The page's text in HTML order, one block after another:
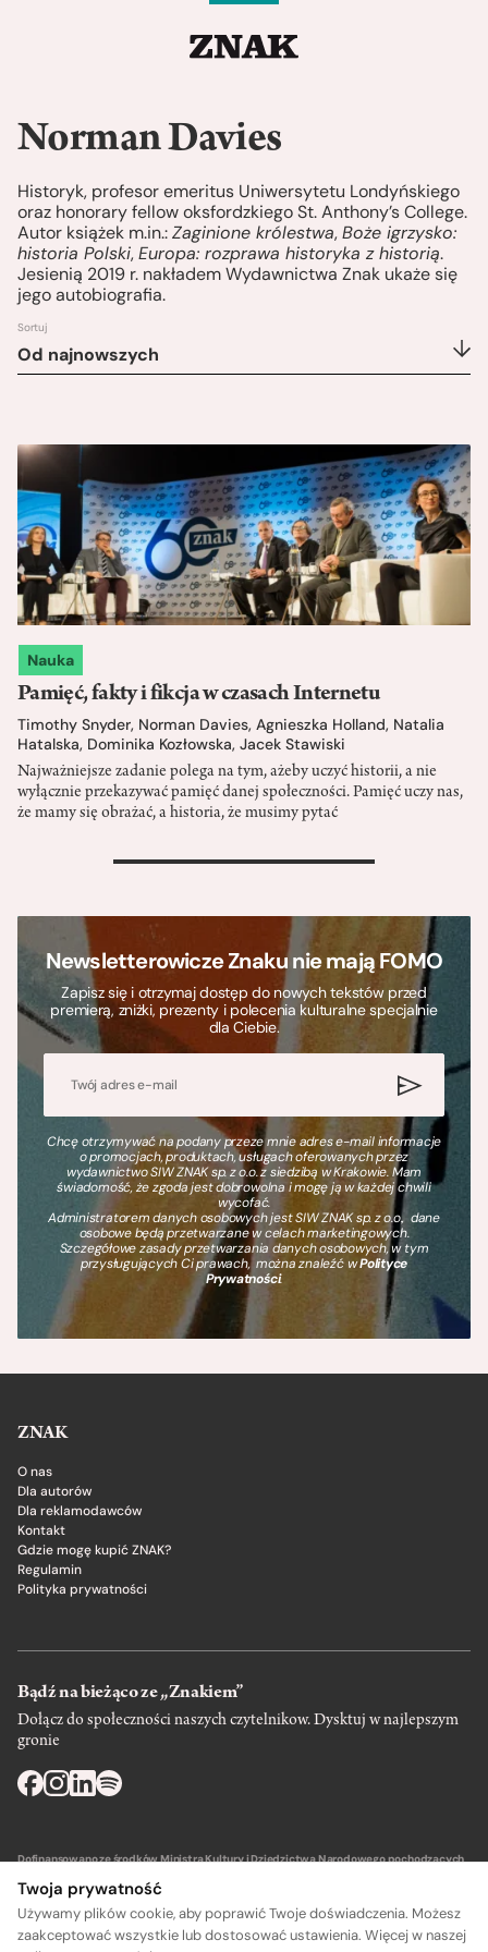
Norman Davies
Historyk, profesor emeritus Uniwersytetu Londyńskiego
oraz honorary fellow oksfordzkiego St. Anthony’s College.
Autor książek m.in.:Zaginione królestwa,Boże igrzysko:
historia Polski,Europa: rozprawa historyka z historią.
Jesienią 2019 r. nakładem Wydawnictwa Znak ukaże się
jego autobiografia.
Sortuj
Od najnowszych
Nauka
Pamięć, fakty i fikcja w czasach Internetu
Timothy Snyder, Norman Davies, Agnieszka Holland, Natalia
Hatalska, Dominika Kozłowska, Jacek Stawiski
Najważniejsze zadanie polega na tym, ażeby uczyć historii, a nie
wyłącznie przekazywać pamięć danej społeczności. Pamięć uczy nas,
że mamy się obrażać, a historia, że musimy pytać
>
Newsletterowicze Znaku nie mają FOMO
Zapisz się i otrzymaj dostęp do nowych tekstów przed
premierą, zniżki, prezenty i polecenia kulturalne specjalnie
dla Ciebie.
Chcę otrzymywać na podany przeze mnie adres e-mail informacje
o promocjach, produktach, usługach oferowanych przez
wydawnictwo SIW ZNAK sp. z o.o. z siedzibą w Krakowie. Mam
świadomość, że zgoda jest dobrowolna i mogę ją w każdej chwili
wycofać.
Administratorem danych osobowych jest SIW ZNAK sp. z o.o., dane
osobowe będą przetwarzane w celach marketingowych.
Szczegółowe zasady przetwarzania danych osobowych, w tym
przysługujących Ci prawach, można znaleźć wPolityce
Prywatności.
ZNAK
O nas
Dla autorów
Dla reklamodawców
Kontakt
Gdzie mogę kupić ZNAK?
Regulamin
Polityka prywatności
Bądź na bieżąco ze „Znakiem”
Dołącz do społeczności naszych czytelnikow. Dysktuj w najlepszym
gronie
Dofinansowano ze środków Ministra Kultury i Dziedzictwa Narodowego pochodzących
Twoja prywatność
Używamy plików cookie, aby poprawić Twoje doświadczenia. Możesz
zaakceptować wszystkie lub dostosować ustawienia. Więcej w naszej